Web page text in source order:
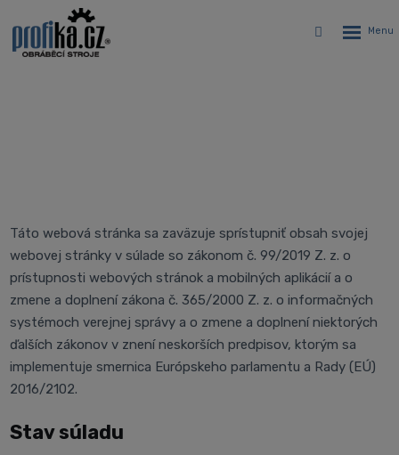
Vyhledávání
Táto webová stránka sa zaväzuje sprístupniť obsah svojej
webovej stránky v súlade so zákonom č. 99/2019 Z. z. o
prístupnosti webových stránok a mobilných aplikácií a o
zmene a doplnení zákona č. 365/2000 Z. z. o informačných
systémoch verejnej správy a o zmene a doplnení niektorých
ďalších zákonov v znení neskorších predpisov, ktorým sa
implementuje smernica Európskeho parlamentu a Rady (EÚ)
2016/2102.
Stav súladu